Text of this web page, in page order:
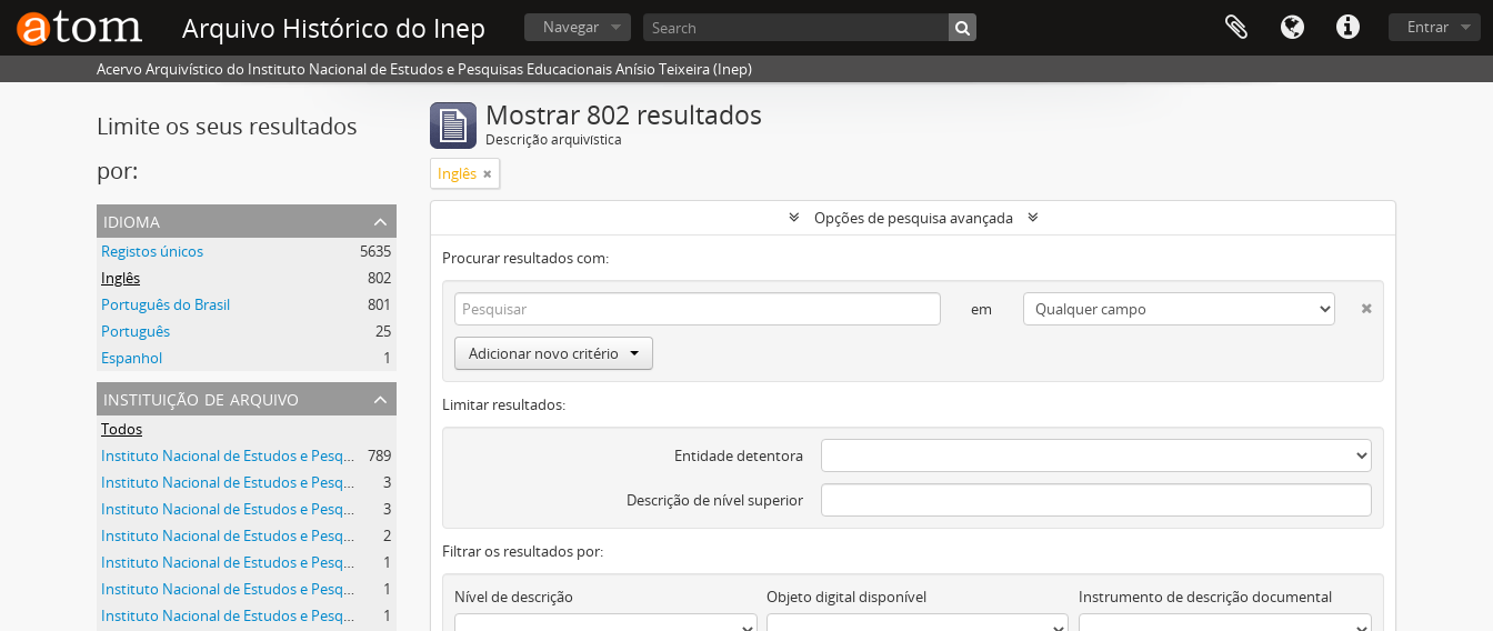
Arquivo Histórico do Inep Navegar Entrar
Acervo Arquivístico do Instituto Nacional de Estudos e Pesquisas Educacionais Anísio Teixeira (Inep)
Limite os seus resultados
por:
idioma
Registos únicos
5635
Inglês
802
Português do Brasil
801
Português
25
Espanhol
1
instituição de arquivo
Todos
Instituto Nacional de Estudos e Pesquisas Educacionais Anísio Teixeira
789
Instituto Nacional de Estudos e Pesquisas Educacionais Anísio Teixeira
3
Instituto Nacional de Estudos e Pesquisas Educacionais Anísio Teixeira
3
Instituto Nacional de Estudos e Pesquisas Educacionais Anísio Teixeira
2
Instituto Nacional de Estudos e Pesquisas Educacionais Anísio Teixeira
1
Instituto Nacional de Estudos e Pesquisas Educacionais Anísio Teixeira
1
Instituto Nacional de Estudos e Pesquisas Educacionais Anísio Teixeira
1
Mostrar 802 resultados
Descrição arquivística
Inglês
Opções de pesquisa avançada
Procurar resultados com:
em
Adicionar novo critério
Limitar resultados:
Entidade detentora
Descrição de nível superior
Filtrar os resultados por:
Nível de descrição Objeto digital disponível Instrumento de descrição documental